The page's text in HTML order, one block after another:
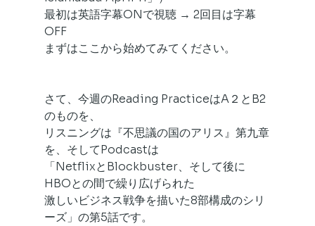
最初は英語字幕ONで視聴 → 2回目は字幕
OFF
まずはここから始めてみてください。
さて、今週のReading PracticeはA２とB2
のものを、
リスニングは『不思議の国のアリス』第九章
を、そしてPodcastは
「NetflixとBlockbuster、そして後に
HBOとの間で繰り広げられた
激しいビジネス戦争を描いた8部構成のシリ
ーズ」の第5話です。